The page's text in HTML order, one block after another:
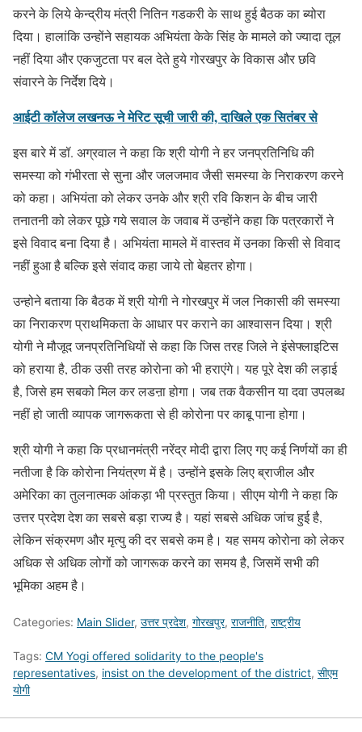
करने के लिये केन्द्रीय मंत्री नितिन गडकरी के साथ हुई बैठक का ब्योरा
दिया। हालांकि उन्होंने सहायक अभियंता केके सिंह के मामले को ज्यादा तूल
नहीं दिया और एकजुटता पर बल देते हुये गोरखपुर के विकास और छवि
संवारने के निर्देश दिये।
आईटी कॉलेज लखनऊ ने मेरिट सूची जारी की, दाखिले एक सितंबर से
इस बारे में डॉ. अग्रवाल ने कहा कि श्री योगी ने हर जनप्रतिनिधि की
समस्या को गंभीरता से सुना और जलजमाव जैसी समस्या के निराकरण करने
को कहा। अभियंता को लेकर उनके और श्री रवि किशन के बीच जारी
तनातनी को लेकर पूछे गये सवाल के जवाब में उन्होंने कहा कि पत्रकारों ने
इसे विवाद बना दिया है। अभियंता मामले में वास्तव में उनका किसी से विवाद
नहीं हुआ है बल्कि इसे संवाद कहा जाये तो बेहतर होगा।
उन्होने बताया कि बैठक में श्री योगी ने गोरखपुर में जल निकासी की समस्या
का निराकरण प्राथमिकता के आधार पर कराने का आश्वासन दिया। श्री
योगी ने मौजूद जनप्रतिनिधियों से कहा कि जिस तरह जिले ने इंसेफ्लाइटिस
को हराया है, ठीक उसी तरह कोरोना को भी हराएंगे। यह पूरे देश की लड़ाई
है, जिसे हम सबको मिल कर लडऩा होगा। जब तक वैकसीन या दवा उपलब्ध
नहीं हो जाती व्यापक जागरूकता से ही कोरोना पर काबू पाना होगा।
श्री योगी ने कहा कि प्रधानमंत्री नरेंद्र मोदी द्वारा लिए गए कई निर्णयों का ही
नतीजा है कि कोरोना नियंत्रण में है। उन्होंने इसके लिए ब्राजील और
अमेरिका का तुलनात्मक आंकड़ा भी प्रस्तुत किया। सीएम योगी ने कहा कि
उत्तर प्रदेश देश का सबसे बड़ा राज्य है। यहां सबसे अधिक जांच हुई है,
लेकिन संक्रमण और मृत्यु की दर सबसे कम है। यह समय कोरोना को लेकर
अधिक से अधिक लोगों को जागरूक करने का समय है, जिसमें सभी की
भूमिका अहम है।
Categories: Main Slider, उत्तर प्रदेश, गोरखपुर, राजनीति, राष्ट्रीय
Tags: CM Yogi offered solidarity to the people's
representatives, insist on the development of the district, सीएम
योगी